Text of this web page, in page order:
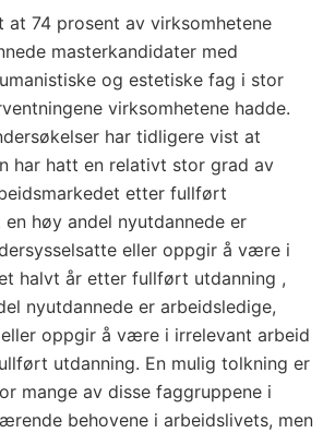
at 74 prosent av virksomhetene
masterkandidater med
og estetiske fag i stor
virksomhetene hadde.
har tidligere vist at
har hatt en relativt stor grad av
etter fullført
høy andel nyutdannede er
eller oppgir å være i
halvt år etter fullført utdanning ,
nyutdannede er arbeidsledige,
oppgir å være i irrelevant arbeid
utdanning. En mulig tolkning er
mange av disse faggruppene i
behovene i arbeidslivets, men